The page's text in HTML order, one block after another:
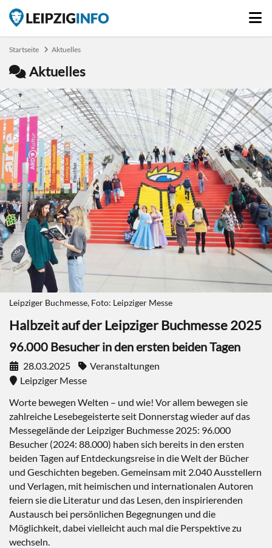
Startseite Aktuelles
Aktuelles
Leipziger Buchmesse, Foto: Leipziger Messe
Halbzeit auf der Leipziger Buchmesse 2025
96.000 Besucher in den ersten beiden Tagen
28.03.2025
Veranstaltungen
Leipziger Messe
Worte bewegen Welten – und wie! Vor allem bewegen sie
zahlreiche Lesebegeisterte seit Donnerstag wieder auf das
Messegelände der Leipziger Buchmesse 2025: 96.000
Besucher (2024: 88.000) haben sich bereits in den ersten
beiden Tagen auf Entdeckungsreise in die Welt der Bücher
und Geschichten begeben. Gemeinsam mit 2.040 Ausstellern
und Verlagen, mit heimischen und internationalen Autoren
feiern sie die Literatur und das Lesen, den inspirierenden
Austausch bei persönlichen Begegnungen und die
Möglichkeit, dabei vielleicht auch mal die Perspektive zu
wechseln.